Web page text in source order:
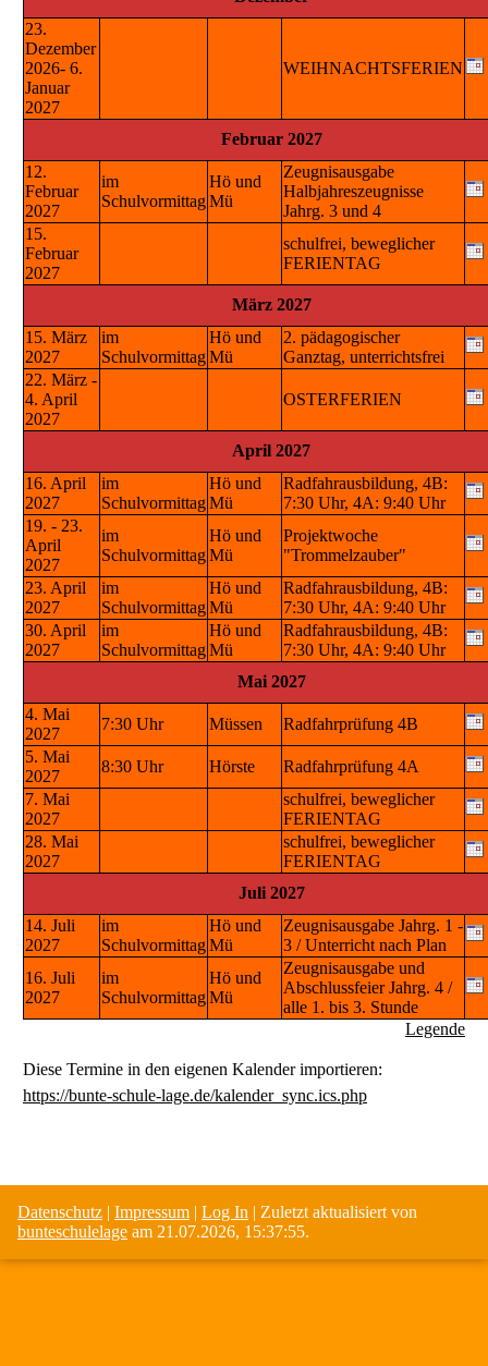
23.
Dezember
2026- 6.
Januar
2027
WEIHNACHTSFERIEN
Februar 2027
12.
Februar
2027
im
Schulvormittag
Hö und
Mü
Zeugnisausgabe
Halbjahreszeugnisse
Jahrg. 3 und 4
15.
Februar
2027
schulfrei, beweglicher
FERIENTAG
März 2027
15. März
2027
im
Schulvormittag
Hö und
Mü
2. pädagogischer
Ganztag, unterrichtsfrei
22. März -
4. April
2027
OSTERFERIEN
April 2027
16. April
2027
im
Schulvormittag
Hö und
Mü
Radfahrausbildung, 4B:
7:30 Uhr, 4A: 9:40 Uhr
19. - 23.
April
2027
im
Schulvormittag
Hö und
Mü
Projektwoche
"Trommelzauber"
23. April
2027
im
Schulvormittag
Hö und
Mü
Radfahrausbildung, 4B:
7:30 Uhr, 4A: 9:40 Uhr
30. April
2027
im
Schulvormittag
Hö und
Mü
Radfahrausbildung, 4B:
7:30 Uhr, 4A: 9:40 Uhr
Mai 2027
4. Mai
2027
7:30 Uhr Müssen
Radfahrprüfung 4B
5. Mai
2027
8:30 Uhr Hörste
Radfahrprüfung 4A
7. Mai
2027
schulfrei, beweglicher
FERIENTAG
28. Mai
2027
schulfrei, beweglicher
FERIENTAG
Juli 2027
14. Juli
2027
im
Schulvormittag
Hö und
Mü
Zeugnisausgabe Jahrg. 1 -
3 / Unterricht nach Plan
16. Juli
2027
im
Schulvormittag
Hö und
Mü
Zeugnisausgabe und
Abschlussfeier Jahrg. 4 /
alle 1. bis 3. Stunde
Legende
Diese Termine in den eigenen Kalender importieren:
https://bunte-schule-lage.de/kalender_sync.ics.php
Datenschutz | Impressum | Log In | Zuletzt aktualisiert von
bunteschulelage am 21.07.2026, 15:37:55.